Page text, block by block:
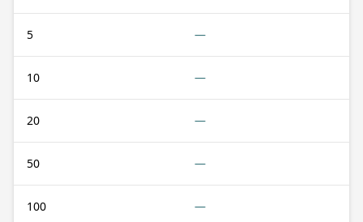
5 —
10 —
20 —
50 —
100 —